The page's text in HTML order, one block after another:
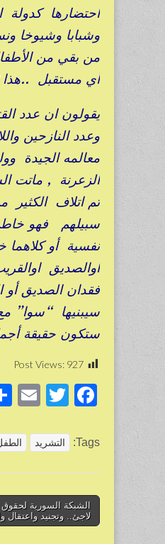
احتضارها كدولة
وشبابا وشيوخا
من بقي من
أي مستقبل ..هذا
معالمه الجيدة
الزعرنة , ماتت
تم اتلاف
سبيلهم فهو
نفسية أو
اوالصديق
فقدان الصديق أو
سيبنيها “سوا”
ستكون حقيقة أجمل
Post Views: 927
F
c
o
o
T
tt
E
Tags: التشريد
Post
navigation
لاجئ.. وتجنيد